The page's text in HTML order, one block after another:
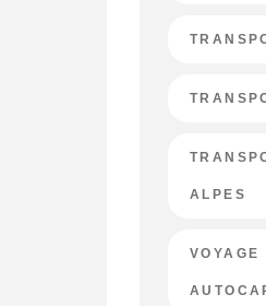
ALPES
VOYAGE